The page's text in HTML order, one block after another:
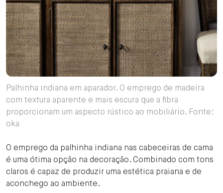
Palhinha indiana em aparador. O emprego de madeira
com textura aparente e mais escura que a fibra
proporcionam um aspecto rústico ao mobiliário. Fonte:
oka
O emprego da palhinha indiana nas cabeceiras de cama
é uma ótima opção na decoração. Combinado com tons
claros é capaz de produzir uma estética praiana e de
aconchego ao ambiente.